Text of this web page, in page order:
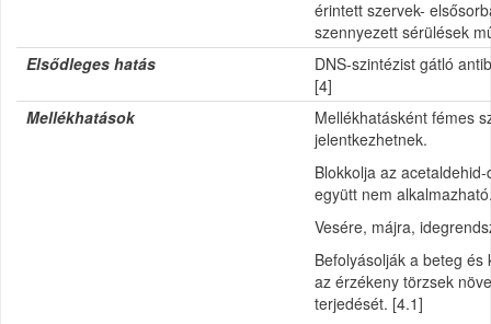
érintett szervek-
szennyezett sérülések
Elsődleges hatás
DNS-szintézist gátló
[4]
Mellékhatások
Mellékhatásként fémes
jelentkezhetnek.
Blokkolja az
együtt nem
Vesére, májra,
Befolyásolják a beteg
az érzékeny törzsek
terjedését. [4.1]